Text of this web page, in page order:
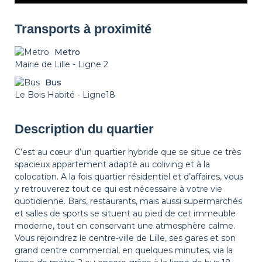
Transports à proximité
Metro
Mairie de Lille - Ligne 2
Bus
Le Bois Habité - Ligne18
Description du quartier
C’est au cœur d’un quartier hybride que se situe ce très
spacieux appartement adapté au coliving et à la
colocation. A la fois quartier résidentiel et d’affaires, vous
y retrouverez tout ce qui est nécessaire à votre vie
quotidienne. Bars, restaurants, mais aussi supermarchés
et salles de sports se situent au pied de cet immeuble
moderne, tout en conservant une atmosphère calme.
Vous rejoindrez le centre-ville de Lille, ses gares et son
grand centre commercial, en quelques minutes, via la